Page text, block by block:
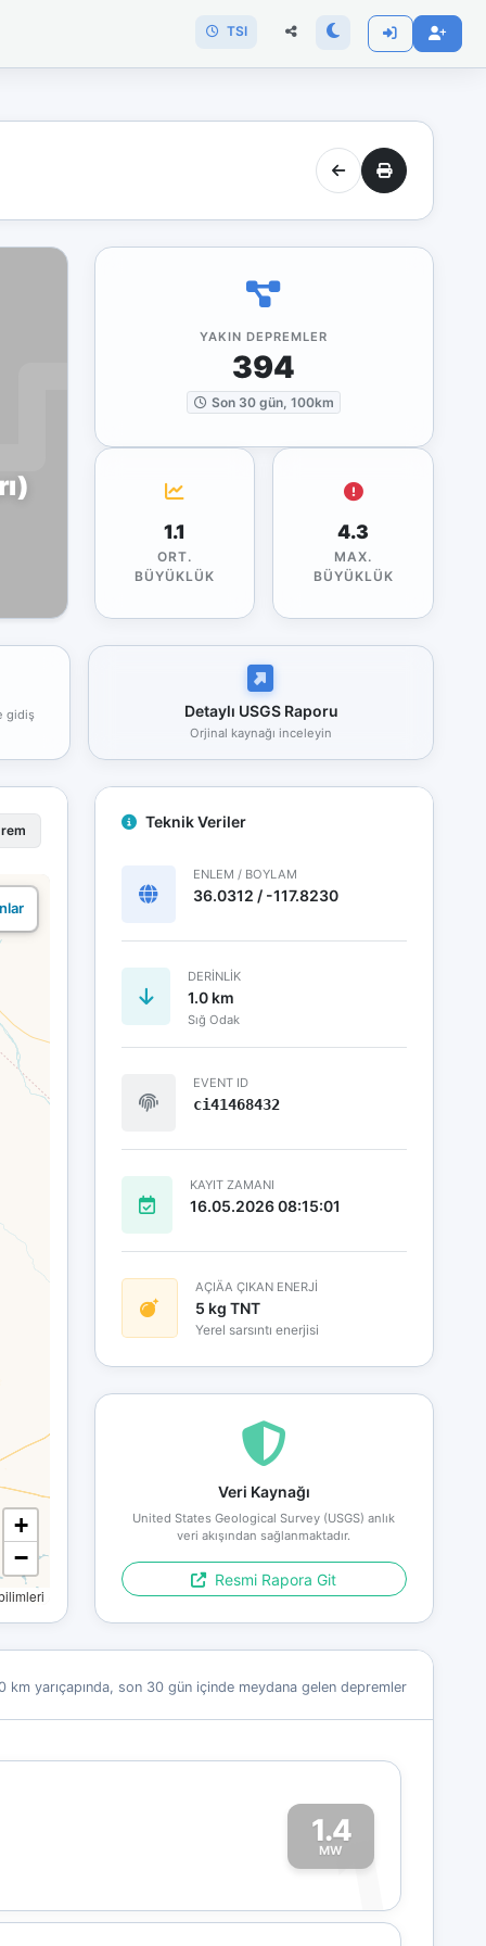
TSI
YAKIN DEPREMLER
394
Son 30 gün, 100km
1.1
ORT.
BÜYÜKLÜK
4.3
MAX.
BÜYÜKLÜK
gidiş Detaylı USGS Raporu
Orjinal kaynağı inceleyin
+
−
Teknik Veriler
ENLEM / BOYLAM
36.0312 / -117.8230
DERINLIK
1.0 km
Sığ Odak
EVENT ID
ci41468432
KAYIT ZAMANI
16.05.2026 08:15:01
AÇIÄA ÇIKAN ENERJİ
5 kg TNT
Yerel sarsıntı enerjisi
Veri Kaynağı
United States Geological Survey (USGS) anlık
veri akışından sağlanmaktadır.
Resmi Rapora Git
km yarıçapında, son 30 gün içinde meydana gelen depremler
1.4
MW
1